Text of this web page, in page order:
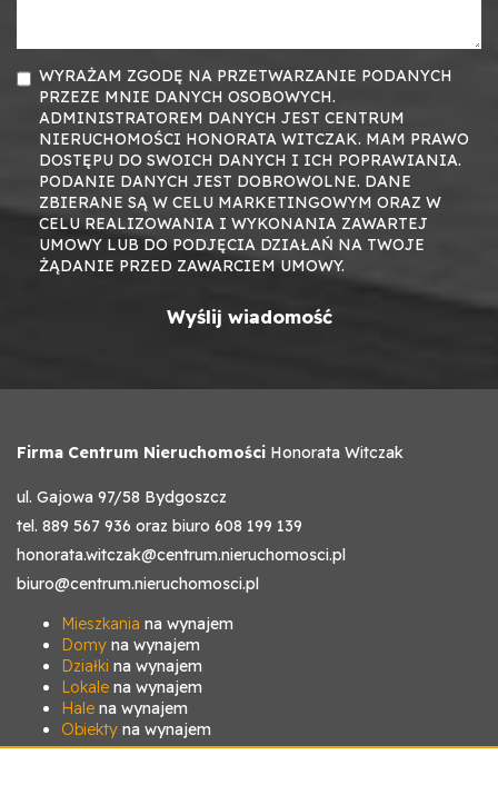
WYRAŻAM ZGODĘ NA PRZETWARZANIE PODANYCH
PRZEZE MNIE DANYCH OSOBOWYCH.
ADMINISTRATOREM DANYCH JEST CENTRUM
NIERUCHOMOŚCI HONORATA WITCZAK. MAM PRAWO
DOSTĘPU DO SWOICH DANYCH I ICH POPRAWIANIA.
PODANIE DANYCH JEST DOBROWOLNE. DANE
ZBIERANE SĄ W CELU MARKETINGOWYM ORAZ W
CELU REALIZOWANIA I WYKONANIA ZAWARTEJ
UMOWY LUB DO PODJĘCIA DZIAŁAŃ NA TWOJE
ŻĄDANIE PRZED ZAWARCIEM UMOWY.
Firma Centrum Nieruchomości Honorata Witczak
ul. Gajowa 97/58 Bydgoszcz
tel. 889 567 936 oraz biuro 608 199 139
honorata.witczak@centrum.nieruchomosci.pl
biuro@centrum.nieruchomosci.pl
Mieszkania na wynajem
Domy na wynajem
Działki na wynajem
Lokale na wynajem
Hale na wynajem
Obiekty na wynajem